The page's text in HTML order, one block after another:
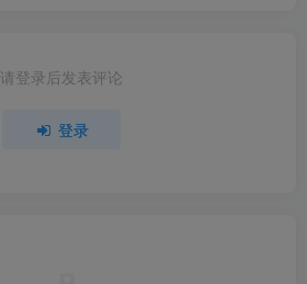
请登录后发表评论
登录